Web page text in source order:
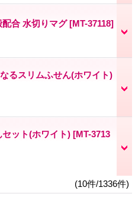
配合 水切りマグ[MT-37118]
るスリムふせん(ホワイト)
ット(ホワイト) [MT-3713
(10件/1336件)